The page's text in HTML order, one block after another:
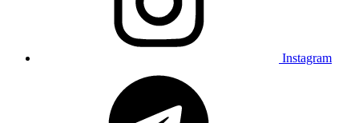
Instagram